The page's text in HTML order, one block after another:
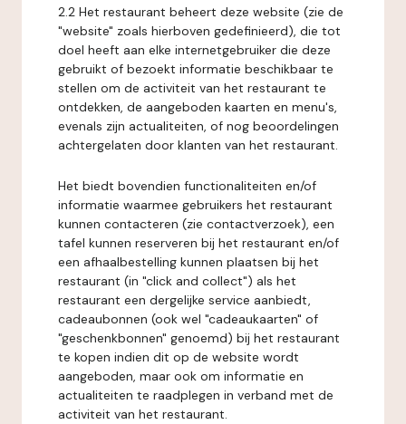
2.2 Het restaurant beheert deze website (zie de
"website" zoals hierboven gedefinieerd), die tot
doel heeft aan elke internetgebruiker die deze
gebruikt of bezoekt informatie beschikbaar te
stellen om de activiteit van het restaurant te
ontdekken, de aangeboden kaarten en menu's,
evenals zijn actualiteiten, of nog beoordelingen
achtergelaten door klanten van het restaurant.
Het biedt bovendien functionaliteiten en/of
informatie waarmee gebruikers het restaurant
kunnen contacteren (zie contactverzoek), een
tafel kunnen reserveren bij het restaurant en/of
een afhaalbestelling kunnen plaatsen bij het
restaurant (in "click and collect") als het
restaurant een dergelijke service aanbiedt,
cadeaubonnen (ook wel "cadeaukaarten" of
"geschenkbonnen" genoemd) bij het restaurant
te kopen indien dit op de website wordt
aangeboden, maar ook om informatie en
actualiteiten te raadplegen in verband met de
activiteit van het restaurant.